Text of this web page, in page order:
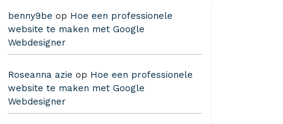
benny9be op Hoe een professionele
website te maken met Google
Webdesigner
Roseanna azie op Hoe een professionele
website te maken met Google
Webdesigner